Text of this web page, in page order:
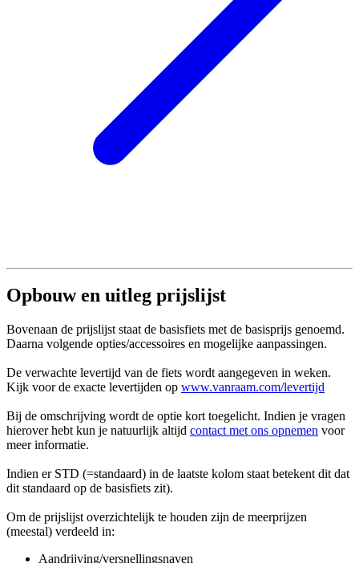
Opbouw en uitleg prijslijst
Bovenaan de prijslijst staat de basisfiets met de basisprijs genoemd.
Daarna volgende opties/accessoires en mogelijke aanpassingen.
De verwachte levertijd van de fiets wordt aangegeven in weken.
Kijk voor de exacte levertijden op www.vanraam.com/levertijd
Bij de omschrijving wordt de optie kort toegelicht. Indien je vragen
hierover hebt kun je natuurlijk altijd contact met ons opnemen voor
meer informatie.
Indien er STD (=standaard) in de laatste kolom staat betekent dit dat
dit standaard op de basisfiets zit).
Om de prijslijst overzichtelijk te houden zijn de meerprijzen
(meestal) verdeeld in:
Aandrijving/versnellingsnaven